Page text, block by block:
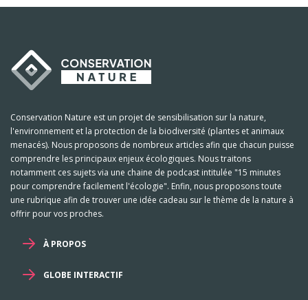
Conservation Nature est un projet de sensibilisation sur la nature,
l'environnement et la protection de la biodiversité (plantes et animaux
menacés). Nous proposons de nombreux articles afin que chacun puisse
comprendre les principaux enjeux écologiques. Nous traitons
notamment ces sujets via une chaine de podcast intitulée "15 minutes
pour comprendre facilement l'écologie". Enfin, nous proposons toute
une rubrique afin de trouver une idée cadeau sur le thème de la nature à
offrir pour vos proches.
À PROPOS
GLOBE INTERACTIF